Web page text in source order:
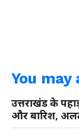
You may
उत्तराखंड के
और बारिश,